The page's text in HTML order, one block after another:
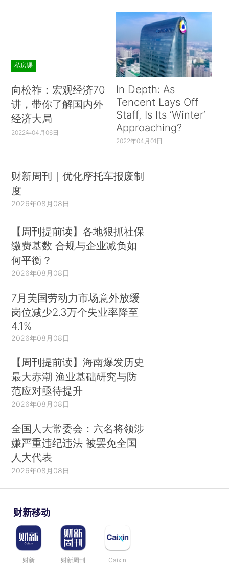
私房课
向松祚：宏观经济70
讲，带你了解国内外
经济大局
2022年04月06日
In Depth: As
Tencent Lays Off
Staff, Is Its ‘Winter’
Approaching?
2022年04月01日
财新周刊｜优化摩托车报废制
度
2026年08月08日
【周刊提前读】各地狠抓社保
缴费基数 合规与企业减负如
何平衡？
2026年08月08日
7月美国劳动力市场意外放缓
岗位减少2.3万个失业率降至
4.1%
2026年08月08日
【周刊提前读】海南爆发历史
最大赤潮 渔业基础研究与防
范应对亟待提升
2026年08月08日
全国人大常委会：六名将领涉
嫌严重违纪违法 被罢免全国
人大代表
2026年08月08日
财新移动
财新 财新周刊 Caixin